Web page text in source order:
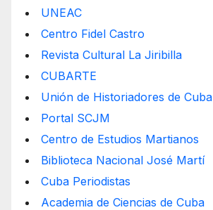
UNEAC
Centro Fidel Castro
Revista Cultural La Jiribilla
CUBARTE
Unión de Historiadores de Cuba
Portal SCJM
Centro de Estudios Martianos
Biblioteca Nacional José Martí
Cuba Periodistas
Academia de Ciencias de Cuba